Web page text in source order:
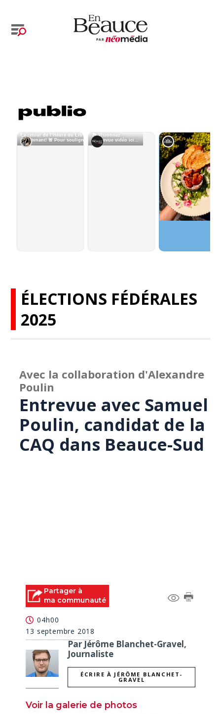
ÉLECTIONS FÉDÉRALES
2025
Avec la collaboration d'Alexandre
Poulin
Entrevue avec Samuel
Poulin, candidat de la
CAQ dans Beauce-Sud
Partager à
ma communauté
04h00
13 septembre 2018
Par Jérôme Blanchet-Gravel,
Journaliste
ÉCRIRE À JÉRÔME BLANCHET-
GRAVEL
Voir la galerie de photos